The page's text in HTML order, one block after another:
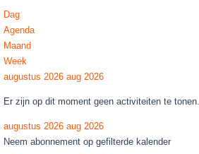
Dag
Agenda
Maand
Week
augustus 2026 aug 2026
Er zijn op dit moment geen activiteiten te tonen.
augustus 2026 aug 2026
Neem abonnement op gefilterde kalender